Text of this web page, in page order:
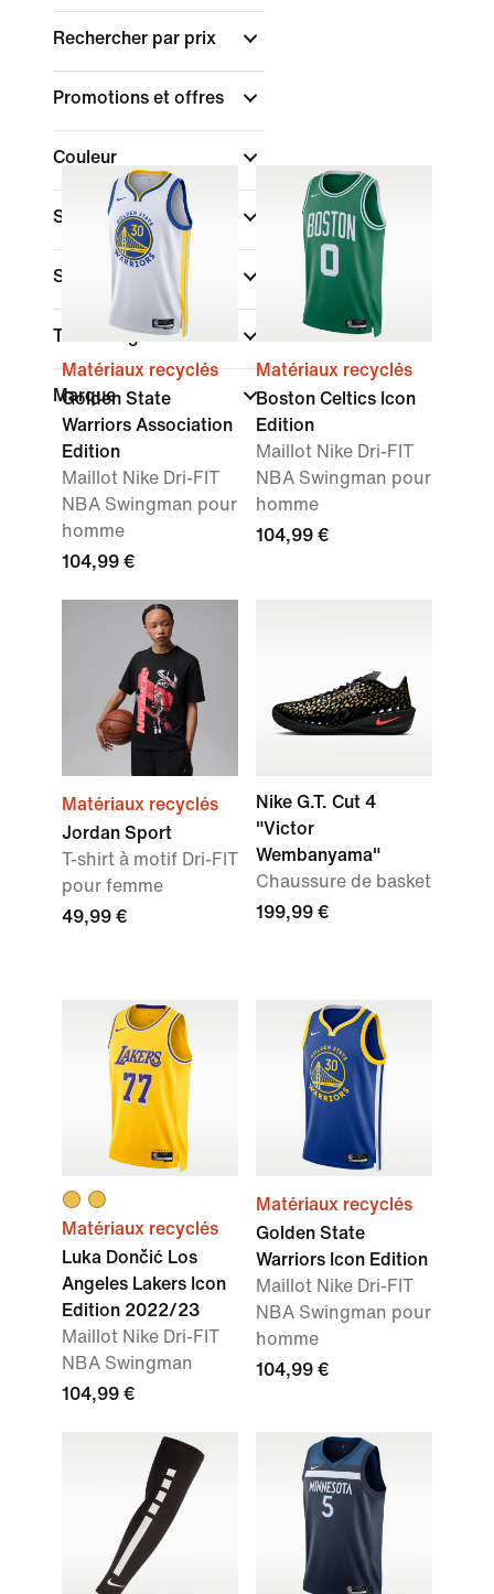
Rechercher par prix
Promotions et offres
Couleur
Sport
Style
Technologie
Marque
Matériaux recyclés
Golden State
Warriors Association
Edition
Maillot Nike Dri-FIT
NBA Swingman pour
homme
104,99 €
Matériaux recyclés
Boston Celtics Icon
Edition
Maillot Nike Dri-FIT
NBA Swingman pour
homme
104,99 €
Matériaux recyclés
Jordan Sport
T-shirt à motif Dri-FIT
pour femme
49,99 €
Nike G.T. Cut 4
"Victor
Wembanyama"
Chaussure de basket
199,99 €
Matériaux recyclés
Luka Dončić Los
Angeles Lakers Icon
Edition 2022/23
Maillot Nike Dri-FIT
NBA Swingman
104,99 €
Matériaux recyclés
Golden State
Warriors Icon Edition
Maillot Nike Dri-FIT
NBA Swingman pour
homme
104,99 €